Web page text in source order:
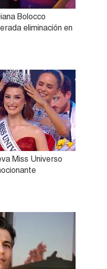
Bolocco
eliminación en
Miss Universo